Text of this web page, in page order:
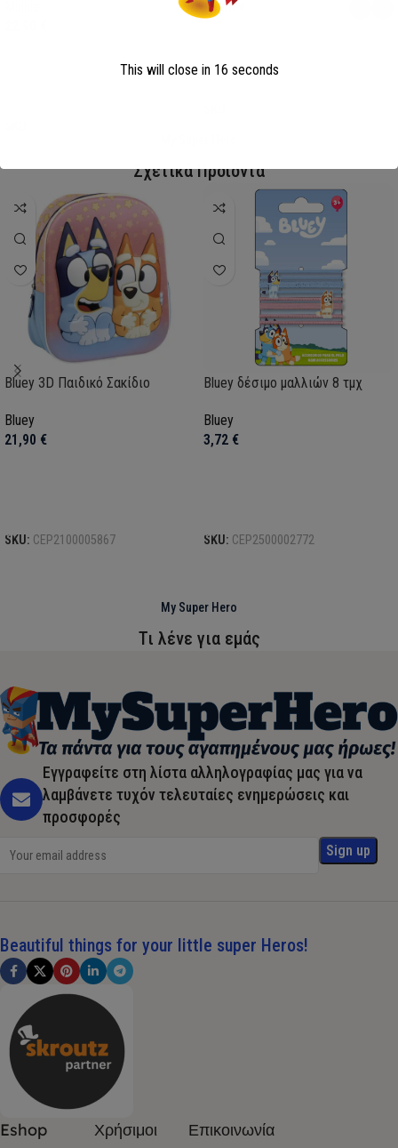
13,00
Επιλογή
Σχετικά Προϊόντα
Bluey 3D Παιδικό Σακίδιο
Bluey
21,90 €
SKU: CEP2100005867
Bluey δέσιμο μαλλιών 8 τμχ
Bluey
3,72 €
SKU: CEP2500002772
My Super Hero
Τι λένε για εμάς
Εγγραφείτε στη λίστα αλληλογραφίας μας για να
λαμβάνετε τυχόν τελευταίες ενημερώσεις και
προσφορές
Beautiful things for your little super Heros!
Eshop
Χρήσιμοι
Επικοινωνία
This will close in 15 seconds